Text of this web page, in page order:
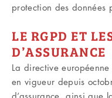
protection des données
LE RGPD ET
D’ASSURANCE
La directive
en vigueur depuis